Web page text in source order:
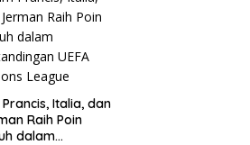
Italia, dan
Raih Poin
dalam